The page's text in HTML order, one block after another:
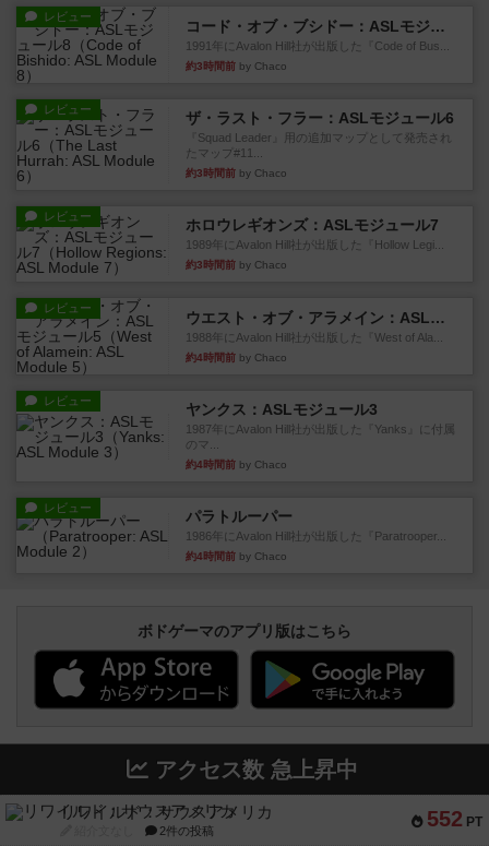
レビュー
コード・オブ・ブシドー：ASLモジュール8
1991年にAvalon Hill社が出版した『Code of Bus...
約3時間前 by Chaco
レビュー ザ・ラスト・フラー：ASLモジュール6
『Squad Leader』用の追加マップとして発売され
たマップ#11...
約3時間前 by Chaco
レビュー ホロウレギオンズ：ASLモジュール7
1989年にAvalon Hill社が出版した『Hollow Legi...
約3時間前 by Chaco
レビュー
ウエスト・オブ・アラメイン：ASLモジュール5
1988年にAvalon Hill社が出版した『West of Ala...
約4時間前 by Chaco
レビュー ヤンクス：ASLモジュール3
1987年にAvalon Hill社が出版した『Yanks』に付属
のマ...
約4時間前 by Chaco
レビュー パラトルーパー
1986年にAvalon Hill社が出版した『Paratrooper...
約4時間前 by Chaco
ボドゲーマのアプリ版はこちら
アクセス数 急上昇中
552 PT
リワイルド：サウスアメリカ
2件の投稿